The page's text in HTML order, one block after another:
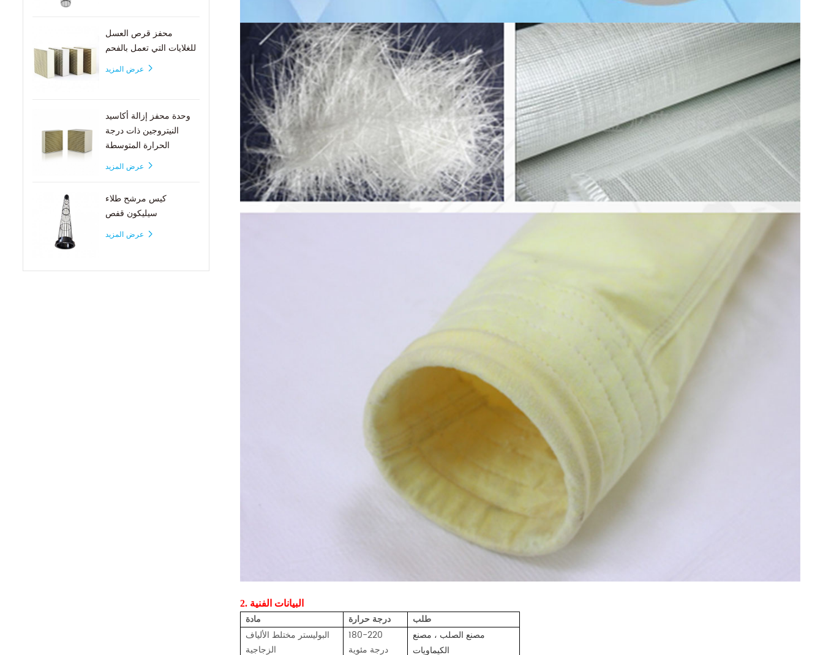
محفز قرص العسل
للغلايات التي تعمل بالفحم
عرض المزيد
وحدة محفز إزالة أكاسيد
النيتروجين ذات درجة
الحرارة المتوسطة
عرض المزيد
كيس مرشح طلاء
سيليكون قفص
عرض المزيد
2. البيانات الفنية
مادة درجة حرارة
طلب
البوليستر مختلط الألياف
الزجاجية
180-220
درجة مئوية
مصنع الصلب ، مصنع
الكيماويات